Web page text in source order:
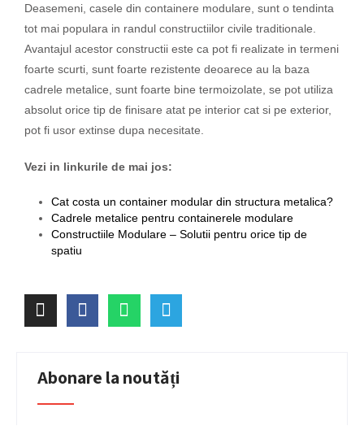
Deasemeni, casele din containere modulare, sunt o tendinta
tot mai populara in randul constructiilor civile traditionale.
Avantajul acestor constructii este ca pot fi realizate in termeni
foarte scurti, sunt foarte rezistente deoarece au la baza
cadrele metalice, sunt foarte bine termoizolate, se pot utiliza
absolut orice tip de finisare atat pe interior cat si pe exterior,
pot fi usor extinse dupa necesitate.
Vezi in linkurile de mai jos:
Cat costa un container modular din structura metalica?
Cadrele metalice pentru containerele modulare
Constructiile Modulare – Solutii pentru orice tip de
spatiu
Abonare la noutăți